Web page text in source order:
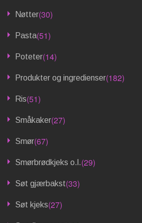
Nøtter(30)
Pasta(51)
Poteter(14)
Produkter og ingredienser(182)
Ris(51)
Småkaker(27)
Smør(67)
Smørbrødkjeks o.l.(29)
Søt gjærbakst(33)
Søt kjeks(27)